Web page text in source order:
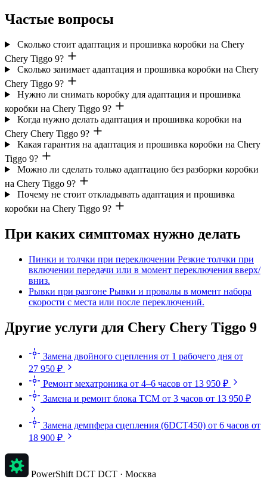
Частые вопросы
Сколько стоит адаптация и прошивка коробки на Chery
Chery Tiggo 9?
Сколько занимает адаптация и прошивка коробки на Chery
Chery Tiggo 9?
Нужно ли снимать коробку для адаптация и прошивка
коробки на Chery Tiggo 9?
Когда нужно делать адаптация и прошивка коробки на
Chery Chery Tiggo 9?
Какая гарантия на адаптация и прошивка коробки на Chery
Tiggo 9?
Можно ли сделать только адаптацию без разборки коробки
на Chery Tiggo 9?
Почему не стоит откладывать адаптация и прошивка
коробки на Chery Tiggo 9?
При каких симптомах нужно делать
Пинки и толчки при переключении Резкие толчки при
включении передачи или в момент переключения вверх/
вниз.
Рывки при разгоне Рывки и провалы в момент набора
скорости с места или после переключений.
Другие услуги для Chery Chery Tiggo 9
Замена двойного сцепления от 1 рабочего дня от
27 950 ₽
Ремонт мехатроника от 4–6 часов от 13 950 ₽
Замена и ремонт блока TCM от 3 часов от 13 950 ₽
Замена демпфера сцепления (6DCT450) от 6 часов от
18 900 ₽
PowerShift DCT DCT · Москва